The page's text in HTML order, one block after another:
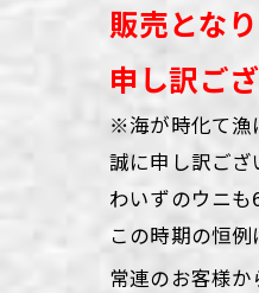
販売となり
申し訳ご
※海が時化て漁
誠に申し訳ござ
わいずのウニも
この時期の恒
常連のお客様か